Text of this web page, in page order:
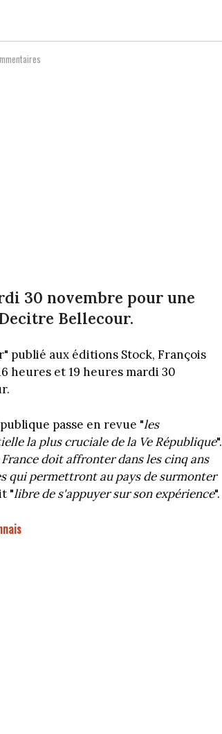
30 novembre pour une
Bellecour.
publié aux éditions Stock, François
heures et 19 heures mardi 30
passe en revue "les
la plus cruciale de la Ve République".
doit affronter dans les cinq ans
qui permettront au pays de surmonter
"libre de s'appuyer sur son expérience".